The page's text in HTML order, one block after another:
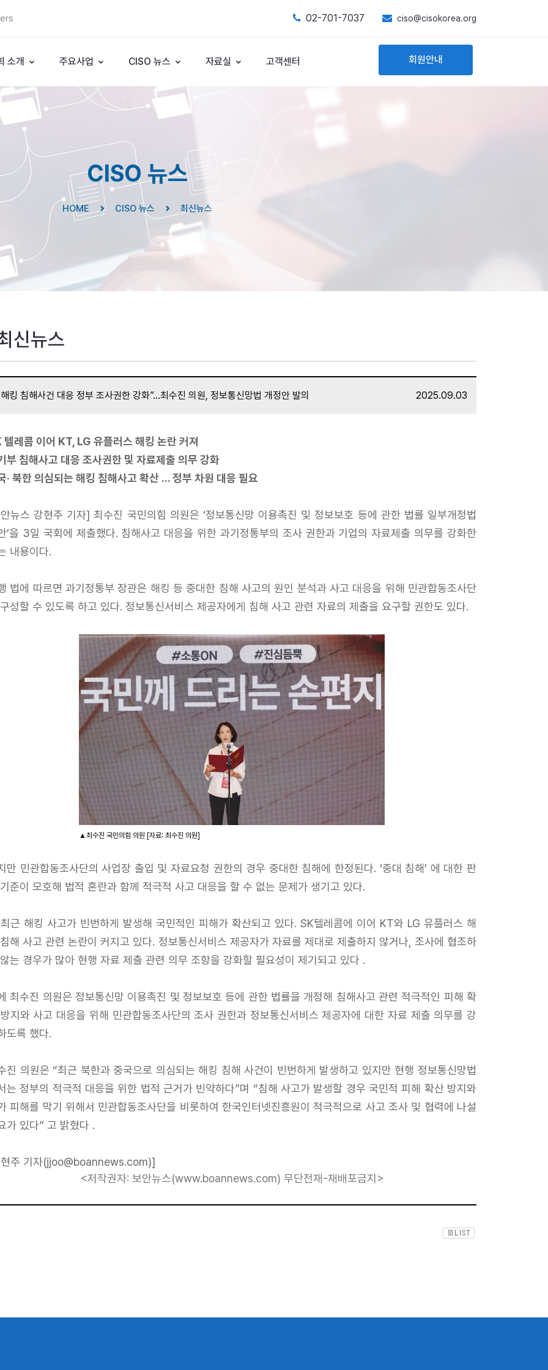
02-701-7037 ciso@cisokorea.org
소개 주요사업 CISO 뉴스 자료실 고객센터 회원안내
CISO 뉴스
HOME CISO 뉴스 최신뉴스
신뉴스
킹 침해사건 대응 정부 조사권한 강화”...최수진 의원, 정보통신망법 개정안 발의 2025.09.03
텔레콤 이어 KT, LG 유플러스 해킹 논란 커져
부 침해사고 대응 조사권한 및 자료제출 의무 강화
· 북한 의심되는 해킹 침해사고 확산 ... 정부 차원 대응 필요
뉴스 강현주 기자] 최수진 국민의힘 의원은 ‘정보통신망 이용촉진 및 정보보호 등에 관한 법률 일부개정법
’을 3일 국회에 제출했다. 침해사고 대응을 위한 과기정통부의 조사 권한과 기업의 자료제출 의무를 강화한
내용이다.
법에 따르면 과기정통부 장관은 해킹 등 중대한 침해 사고의 원인 분석과 사고 대응을 위해 민관합동조사단
성할 수 있도록 하고 있다. 정보통신서비스 제공자에게 침해 사고 관련 자료의 제출을 요구할 권한도 있다.
▲최수진 국민의힘 의원 [자료: 최수진 의원]
만 민관합동조사단의 사업장 출입 및 자료요청 권한의 경우 중대한 침해에 한정된다. ‘중대 침해’ 에 대한 판
준이 모호해 법적 혼란과 함께 적극적 사고 대응을 할 수 없는 문제가 생기고 있다.
근 해킹 사고가 빈번하게 발생해 국민적인 피해가 확산되고 있다. SK텔레콤에 이어 KT와 LG 유플러스 해
해 사고 관련 논란이 커지고 있다. 정보통신서비스 제공자가 자료를 제대로 제출하지 않거나, 조사에 협조하
는 경우가 많아 현행 자료 제출 관련 의무 조항을 강화할 필요성이 제기되고 있다 .
최수진 의원은 정보통신망 이용촉진 및 정보보호 등에 관한 법률을 개정해 침해사고 관련 적극적인 피해 확
지와 사고 대응을 위해 민관합동조사단의 조사 권한과 정보통신서비스 제공자에 대한 자료 제출 의무를 강
도록 했다.
진 의원은 “최근 북한과 중국으로 의심되는 해킹 침해 사건이 빈번하게 발생하고 있지만 현행 정보통신망법
는 정부의 적극적 대응을 위한 법적 근거가 빈약하다”며 “침해 사고가 발생할 경우 국민적 피해 확산 방지와
피해를 막기 위해서 민관합동조사단을 비롯하여 한국인터넷진흥원이 적극적으로 사고 조사 및 협력에 나설
가 있다” 고 밝혔다 .
주 기자(jjoo@boannews.com)]
<저작권자: 보안뉴스(www.boannews.com) 무단전재-재배포금지>